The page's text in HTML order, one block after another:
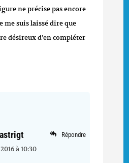
ne précise pas encore
me suis laissé dire que
désireux d’en compléter
à 10:30
Répondre